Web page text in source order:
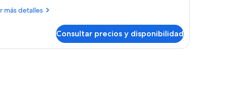
más detalles
Consultar precios y disponibilidad